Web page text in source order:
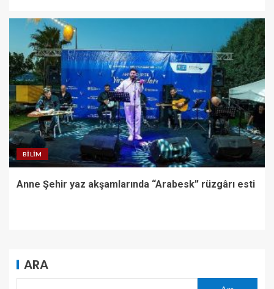
BILIM
Anne Şehir yaz akşamlarında “Arabesk” rüzgârı esti
ARA